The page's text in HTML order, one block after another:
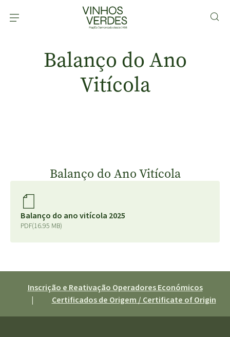
Balanço do Ano
Vitícola
Balanço do Ano Vitícola
Balanço do ano vitícola 2025
PDF(16.95 MB)
Inscrição e Reativação Operadores Económicos
|
Certificados de Origem / Certificate of Origin